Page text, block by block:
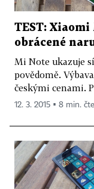
TEST: Xiaomi
obrácené
Mi Note ukazuje
povědomě.
českými cenami.
12. 3. 2015 ▪ 8 min.